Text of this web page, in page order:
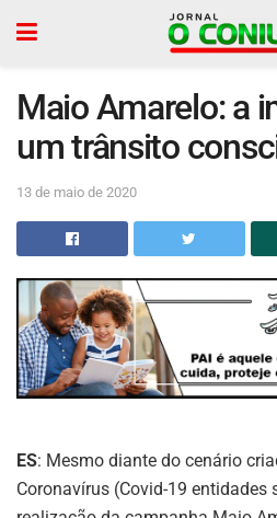
Maio Amarelo: a
um trânsito
13 de maio de 2020
ES: Mesmo diante do cenário
Coronavírus (Covid-19 entidades